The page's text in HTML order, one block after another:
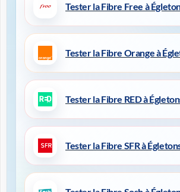
Tester la Fibre Free à
Tester la Fibre Orange à
Tester la Fibre RED à
Tester la Fibre SFR à